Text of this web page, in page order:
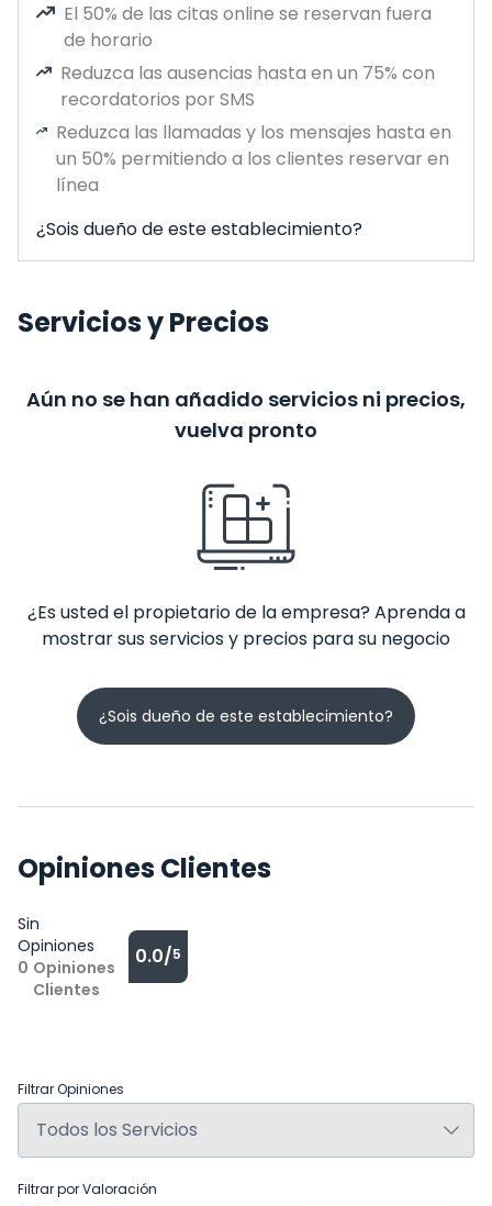
El 50% de las citas online se reservan fuera
de horario
Reduzca las ausencias hasta en un 75% con
recordatorios por SMS
Reduzca las llamadas y los mensajes hasta en
un 50% permitiendo a los clientes reservar en
línea
¿Sois dueño de este establecimiento?
Servicios y Precios
Aún no se han añadido servicios ni precios,
vuelva pronto
¿Es usted el propietario de la empresa? Aprenda a
mostrar sus servicios y precios para su negocio
¿Sois dueño de este establecimiento?
Opiniones Clientes
Sin
Opiniones
0 Opiniones
Clientes
0.0/5
Filtrar Opiniones
Filtrar por Valoración